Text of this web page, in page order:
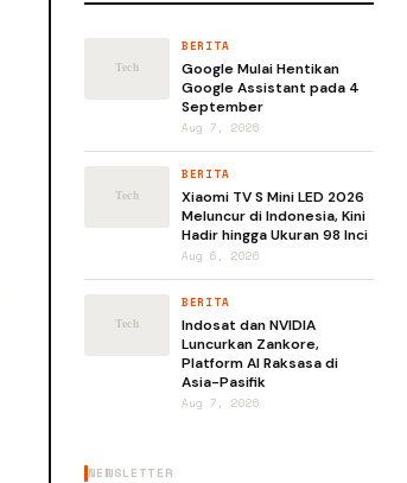
BERITA
Google Mulai Hentikan
Google Assistant pada 4
September
Aug 7, 2026
BERITA
Xiaomi TV S Mini LED 2026
Meluncur di Indonesia, Kini
Hadir hingga Ukuran 98 Inci
Aug 6, 2026
BERITA
Indosat dan NVIDIA
Luncurkan Zankore,
Platform AI Raksasa di
Asia-Pasifik
Aug 7, 2026
NEWSLETTER